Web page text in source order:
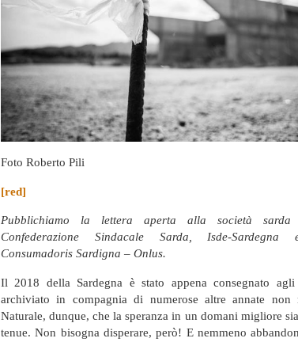
Foto Roberto Pili
[red]
Pubblichiamo la lettera aperta alla società
Confederazione Sindacale Sarda, Isde-Sardegna
Consumadoris Sardigna – Onlus.
Il 2018 della Sardegna è stato appena consegnato
archiviato in compagnia di numerose altre annate non
Naturale, dunque, che la speranza in un domani migliore
tenue. Non bisogna disperare, però! E nemmeno